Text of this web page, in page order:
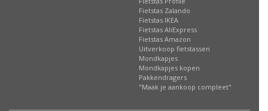
Fietstas Zalando
Fietstas IKEA
Fietstas AliExpress
Fietstas Amazon
Uitverkoop fietstassen
Mondkapjes
Mondkapjes kopen
Pakkendragers
"Maak je aankoop compleet"